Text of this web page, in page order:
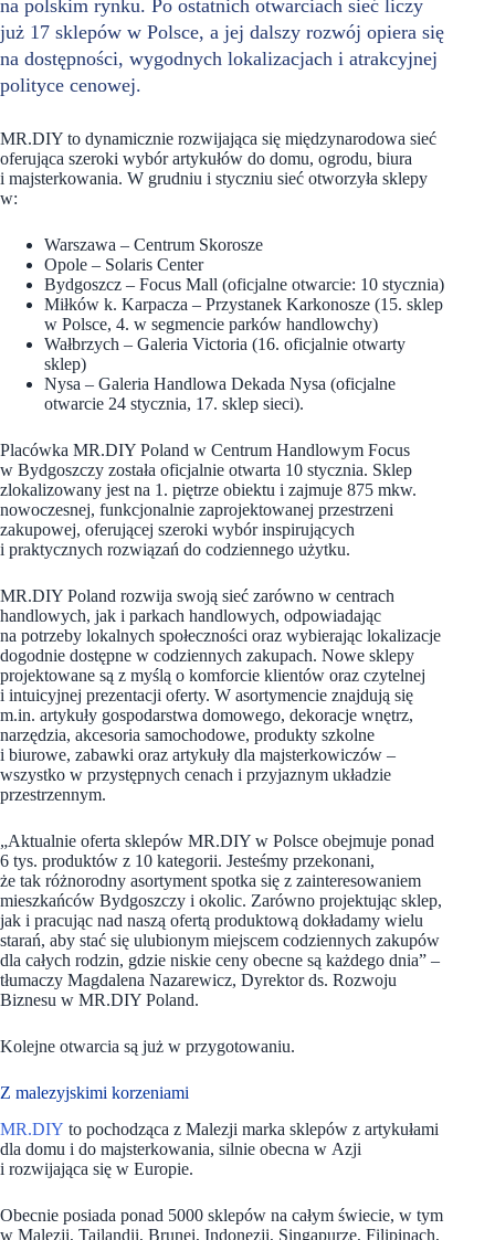
na polskim rynku. Po ostatnich otwarciach sieć liczy
już 17 sklepów w Polsce, a jej dalszy rozwój opiera się
na dostępności, wygodnych lokalizacjach i atrakcyjnej
polityce cenowej.
MR.DIY to dynamicznie rozwijająca się międzynarodowa sieć
oferująca szeroki wybór artykułów do domu, ogrodu, biura
i majsterkowania. W grudniu i styczniu sieć otworzyła sklepy
w:
Warszawa – Centrum Skorosze
Opole – Solaris Center
Bydgoszcz – Focus Mall (oficjalne otwarcie: 10 stycznia)
Miłków k. Karpacza – Przystanek Karkonosze (15. sklep
w Polsce, 4. w segmencie parków handlowchy)
Wałbrzych – Galeria Victoria (16. oficjalnie otwarty
sklep)
Nysa – Galeria Handlowa Dekada Nysa (oficjalne
otwarcie 24 stycznia, 17. sklep sieci).
Placówka MR.DIY Poland w Centrum Handlowym Focus
w Bydgoszczy została oficjalnie otwarta 10 stycznia. Sklep
zlokalizowany jest na 1. piętrze obiektu i zajmuje 875 mkw.
nowoczesnej, funkcjonalnie zaprojektowanej przestrzeni
zakupowej, oferującej szeroki wybór inspirujących
i praktycznych rozwiązań do codziennego użytku.
MR.DIY Poland rozwija swoją sieć zarówno w centrach
handlowych, jak i parkach handlowych, odpowiadając
na potrzeby lokalnych społeczności oraz wybierając lokalizacje
dogodnie dostępne w codziennych zakupach. Nowe sklepy
projektowane są z myślą o komforcie klientów oraz czytelnej
i intuicyjnej prezentacji oferty. W asortymencie znajdują się
m.in. artykuły gospodarstwa domowego, dekoracje wnętrz,
narzędzia, akcesoria samochodowe, produkty szkolne
i biurowe, zabawki oraz artykuły dla majsterkowiczów –
wszystko w przystępnych cenach i przyjaznym układzie
przestrzennym.
„Aktualnie oferta sklepów MR.DIY w Polsce obejmuje ponad
6 tys. produktów z 10 kategorii. Jesteśmy przekonani,
że tak różnorodny asortyment spotka się z zainteresowaniem
mieszkańców Bydgoszczy i okolic. Zarówno projektując sklep,
jak i pracując nad naszą ofertą produktową dokładamy wielu
starań, aby stać się ulubionym miejscem codziennych zakupów
dla całych rodzin, gdzie niskie ceny obecne są każdego dnia” –
tłumaczy Magdalena Nazarewicz, Dyrektor ds. Rozwoju
Biznesu w MR.DIY Poland.
Kolejne otwarcia są już w przygotowaniu.
Z malezyjskimi korzeniami
MR.DIY to pochodząca z Malezji marka sklepów z artykułami
dla domu i do majsterkowania, silnie obecna w Azji
i rozwijająca się w Europie.
Obecnie posiada ponad 5000 sklepów na całym świecie, w tym
w Malezji, Tajlandii, Brunei, Indonezji, Singapurze, Filipinach,